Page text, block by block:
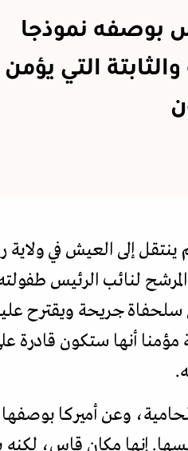
بوصفه نموذجا
التي يؤمن
إلى العيش في ولاية
لنائب الرئيس
جريحة ويقترح
أنها ستكون قادرة
وعن أميركا بوصفها
إنها مكان قاس، لكنه